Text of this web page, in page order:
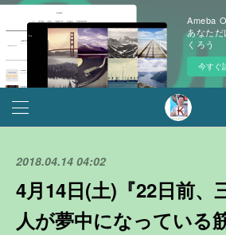
Ameba
あなた
くろう
今すぐ
2018.04.14 04:02
4月14日(土)『22日前、
人が夢中になっている